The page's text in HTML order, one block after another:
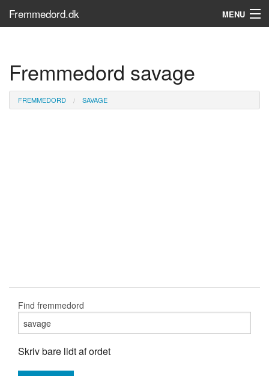
Fremmedord.dk MENU
Søg...
Find bøger
Fremmedord savage
FREMMEDORD SAVAGE
Find fremmedord
Skriv bare lidt af ordet